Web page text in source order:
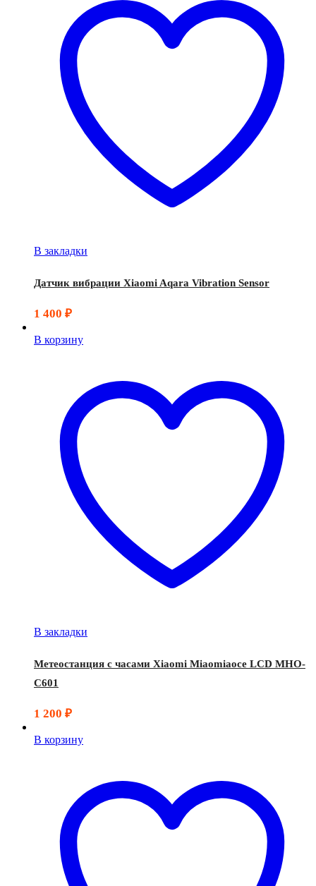
В закладки
Датчик вибрации Xiaomi Aqara Vibration Sensor
1 400 ₽
В корзину
В закладки
Метеостанция с часами Xiaomi Miaomiaoce LCD MHO-
C601
1 200 ₽
В корзину